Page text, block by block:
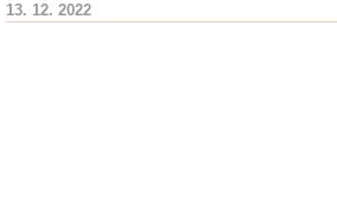
13. 12. 2022